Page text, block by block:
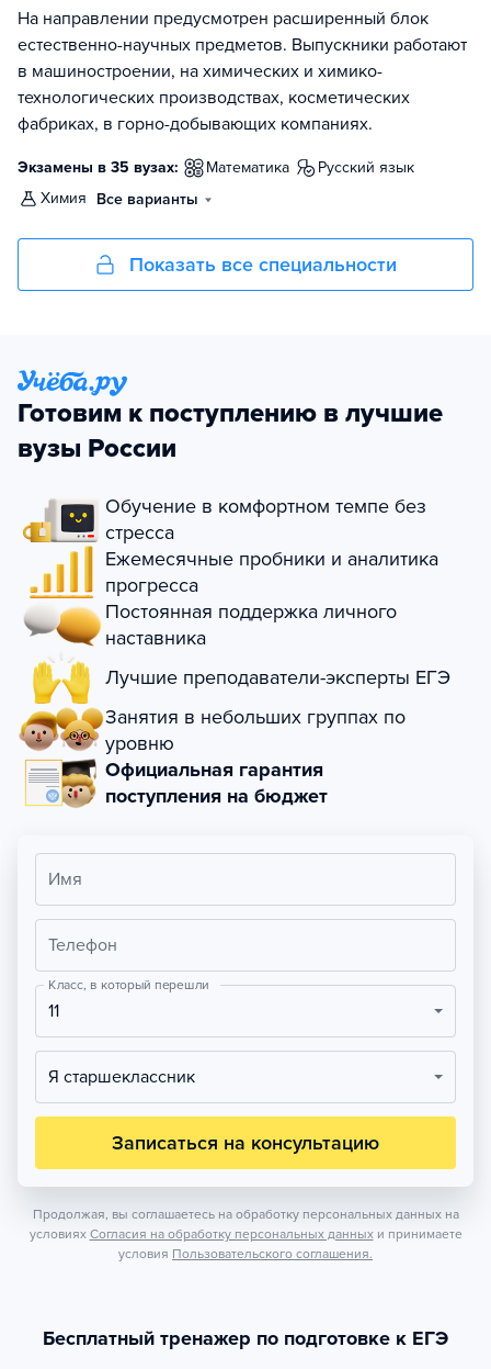
На направлении предусмотрен расширенный блок
естественно-научных предметов. Выпускники работают
в машиностроении, на химических и химико-
технологических производствах, косметических
фабриках, в горно-добывающих компаниях.
Экзамены в 35 вузах: математика
русский язык
химия
Все варианты
Показать все специальности
Готовим к поступлению в лучшие
вузы России
Обучение в комфортном темпе без
стресса
Ежемесячные пробники и аналитика
прогресса
Постоянная поддержка личного
наставника
Лучшие преподаватели-эксперты ЕГЭ
Занятия в небольших группах по
уровню
Официальная гарантия
поступления на бюджет
Имя
Телефон
Класс, в который перешли
11
Я старшеклассник
Записаться на консультацию
Продолжая, вы соглашаетесь на обработку персональных данных на
условиях Согласия на обработку персональных данных и принимаете
условия Пользовательского соглашения.
Бесплатный тренажер по подготовке к ЕГЭ